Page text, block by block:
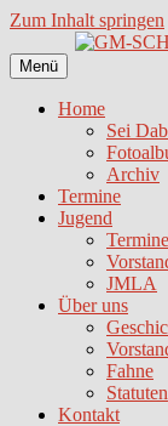
Zum Inhalt springen
Menü
Home
Sei
Archiv
Termine
Jugend
Termine
JMLA
Über uns
Fahne
Statuten
Kontakt